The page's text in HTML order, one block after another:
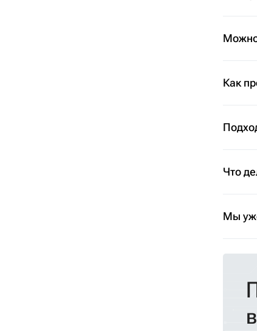
Можно
Как
Что
Мы